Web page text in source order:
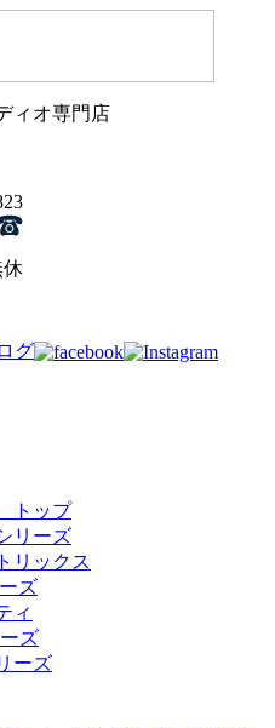
ィオ専門店
トップ
リーズ
リックス
ズ
ィ
ズ
ーズ